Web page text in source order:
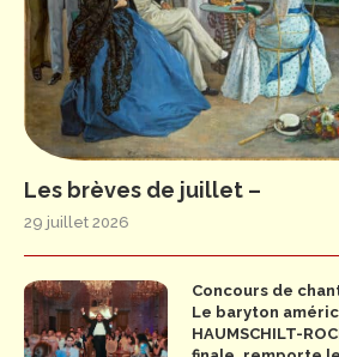
Les brèves de juillet –
29 juillet 2026
Concours de
Le baryton
HAUMSCHILT-